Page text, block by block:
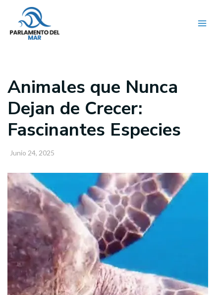
contenido
Animales que Nunca
Dejan de Crecer:
Fascinantes Especies
Junio 24, 2025